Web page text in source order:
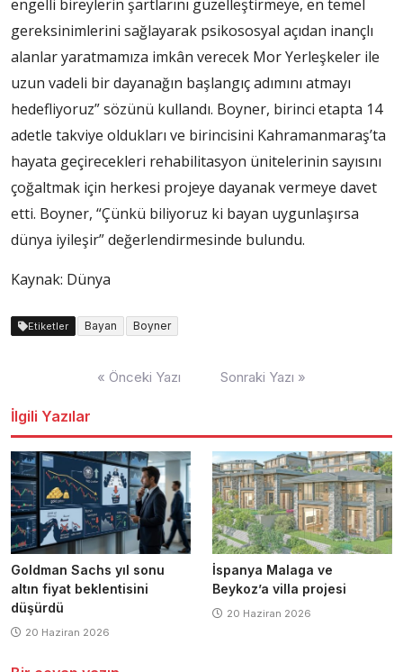
engelli bireylerin şartlarını güzelleştirmeye, en temel
gereksinimlerini sağlayarak psikososyal açıdan inançlı
alanlar yaratmamıza imkân verecek Mor Yerleşkeler ile
uzun vadeli bir dayanağın başlangıç adımını atmayı
hedefliyoruz” sözünü kullandı. Boyner, birinci etapta 14
adetle takviye oldukları ve birincisini Kahramanmaraş’ta
hayata geçirecekleri rehabilitasyon ünitelerinin sayısını
çoğaltmak için herkesi projeye dayanak vermeye davet
etti. Boyner, “Çünkü biliyoruz ki bayan uygunlaşırsa
dünya iyileşir” değerlendirmesinde bulundu.
Kaynak: Dünya
Etiketler Bayan Boyner
« Önceki Yazı Sonraki Yazı »
İlgili Yazılar
Goldman Sachs yıl sonu
altın fiyat beklentisini
düşürdü
20 Haziran 2026
İspanya Malaga ve
Beykoz’a villa projesi
20 Haziran 2026